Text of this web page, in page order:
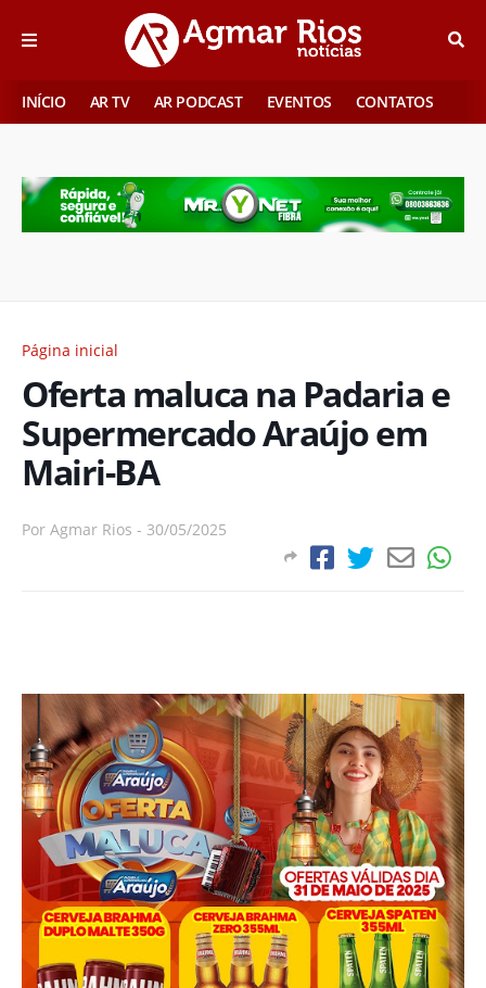
INÍCIO AR TV AR PODCAST EVENTOS CONTATOS
Página inicial
Oferta maluca na Padaria e
Supermercado Araújo em
Mairi-BA
Por Agmar Rios - 30/05/2025